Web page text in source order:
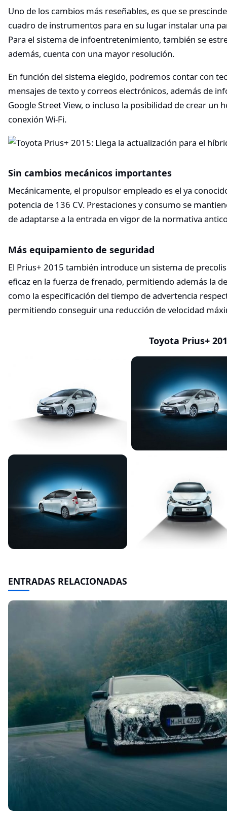
Uno de los cambios más reseñables, es que se
cuadro de instrumentos para en su lugar instalar una
Para el sistema de infoentretenimiento, también se
además, cuenta con una mayor resolución.
En función del sistema elegido, podremos contar con
mensajes de texto y correos electrónicos, además de
Google Street View, o incluso la posibilidad de crear
conexión Wi-Fi.
Sin cambios mecánicos importantes
Mecánicamente, el propulsor empleado es el ya
potencia de 136 CV. Prestaciones y consumo se
de adaptarse a la entrada en vigor de la normativa
Más equipamiento de seguridad
El Prius+ 2015 también introduce un sistema de
eficaz en la fuerza de frenado, permitiendo además la
como la especificación del tiempo de advertencia
permitiendo conseguir una reducción de velocidad
Toyota Prius+
ENTRADAS RELACIONADAS